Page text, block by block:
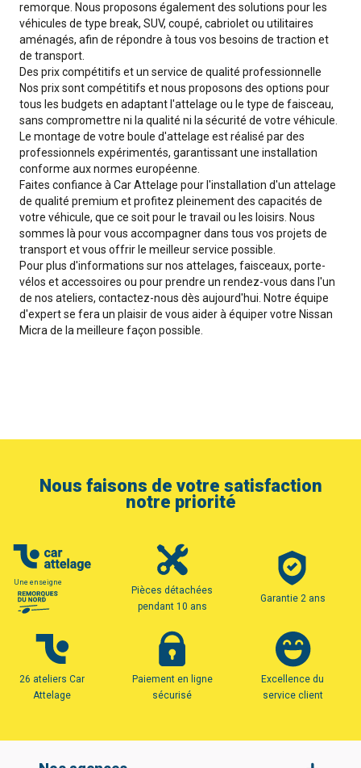
remorque. Nous proposons également des solutions pour les
véhicules de type break, SUV, coupé, cabriolet ou utilitaires
aménagés, afin de répondre à tous vos besoins de traction et
de transport.
Des prix compétitifs et un service de qualité professionnelle
Nos prix sont compétitifs et nous proposons des options pour
tous les budgets en adaptant l'attelage ou le type de faisceau,
sans compromettre ni la qualité ni la sécurité de votre véhicule.
Le montage de votre boule d'attelage est réalisé par des
professionnels expérimentés, garantissant une installation
conforme aux normes européenne.
Faites confiance à Car Attelage pour l'installation d'un attelage
de qualité premium et profitez pleinement des capacités de
votre véhicule, que ce soit pour le travail ou les loisirs. Nous
sommes là pour vous accompagner dans tous vos projets de
transport et vous offrir le meilleur service possible.
Pour plus d'informations sur nos attelages, faisceaux, porte-
vélos et accessoires ou pour prendre un rendez-vous dans l'un
de nos ateliers, contactez-nous dès aujourd'hui. Notre équipe
d'expert se fera un plaisir de vous aider à équiper votre Nissan
Micra de la meilleure façon possible.
Nous faisons de votre satisfaction
notre priorité
Une enseigne
Pièces détachées
pendant 10 ans
Garantie 2 ans
26 ateliers Car
Attelage
Paiement en ligne
sécurisé
Excellence du
service client